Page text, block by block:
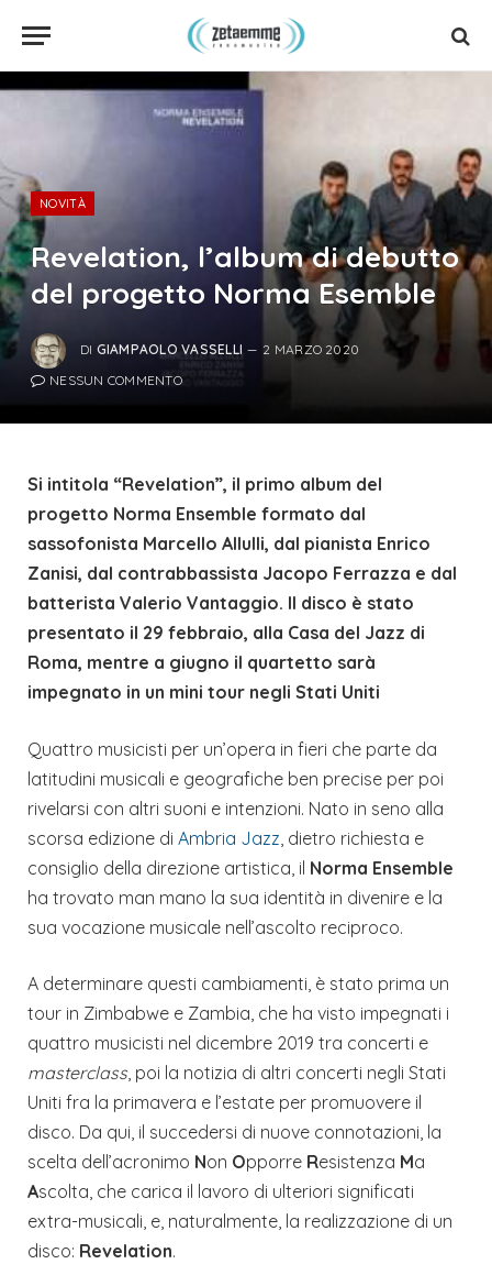
NOVITÀ
Revelation, l’album di debutto
del progetto Norma Esemble
DI GIAMPAOLO VASSELLI
2 MARZO 2020
NESSUN COMMENTO
Si intitola “Revelation”, il primo album del
progetto Norma Ensemble formato dal
sassofonista Marcello Allulli, dal pianista Enrico
Zanisi, dal contrabbassista Jacopo Ferrazza e dal
batterista Valerio Vantaggio. Il disco è stato
presentato il 29 febbraio, alla Casa del Jazz di
Roma, mentre a giugno il quartetto sarà
impegnato in un mini tour negli Stati Uniti
Quattro musicisti per un’opera in fieri che parte da
latitudini musicali e geografiche ben precise per poi
rivelarsi con altri suoni e intenzioni. Nato in seno alla
scorsa edizione di Ambria Jazz , dietro richiesta e
consiglio della direzione artistica, il Norma Ensemble
ha trovato man mano la sua identità in divenire e la
sua vocazione musicale nell’ascolto reciproco.
A determinare questi cambiamenti, è stato prima un
tour in Zimbabwe e Zambia, che ha visto impegnati i
quattro musicisti nel dicembre 2019 tra concerti e
masterclass, poi la notizia di altri concerti negli Stati
Uniti fra la primavera e l’estate per promuovere il
disco. Da qui, il succedersi di nuove connotazioni, la
scelta dell’acronimo Non Opporre Resistenza Ma
Ascolta, che carica il lavoro di ulteriori significati
extra-musicali, e, naturalmente, la realizzazione di un
disco: Revelation.